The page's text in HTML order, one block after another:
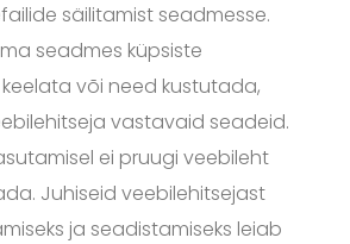
säilitamist seadmesse.
seadmes küpsiste
või need kustutada,
vastavaid seadeid.
ei pruugi veebileht
Juhiseid veebilehitsejast
ja seadistamiseks leiab